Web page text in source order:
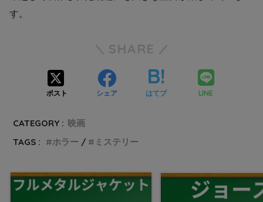
す。
SHARE
ポスト シェア はてブ LINE
CATEGORY : 映画
TAGS :
ホラー ミステリー